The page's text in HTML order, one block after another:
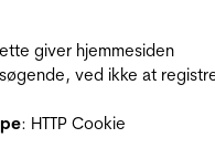
giver hjemmesiden
ved ikke at
: HTTP Cookie